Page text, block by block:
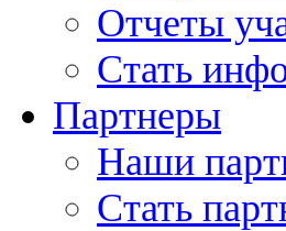
Отчеты
Стать
Партнеры
Наши
Стать